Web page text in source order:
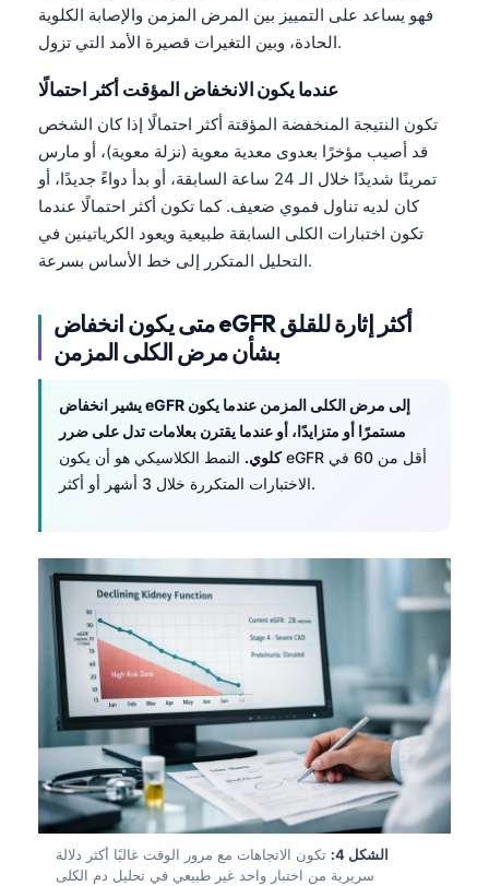
فهو يساعد على التمييز بين المرض المزمن والإصابة الكلوية
الحادة، وبين التغيرات قصيرة الأمد التي تزول.
عندما يكون الانخفاض المؤقت أكثر احتمالًا
تكون النتيجة المنخفضة المؤقتة أكثر احتمالًا إذا كان الشخص
قد أصيب مؤخرًا بعدوى معدية معوية (نزلة معوية)، أو مارس
تمرينًا شديدًا خلال الـ 24 ساعة السابقة، أو بدأ دواءً جديدًا، أو
كان لديه تناول فموي ضعيف. كما تكون أكثر احتمالًا عندما
تكون اختبارات الكلى السابقة طبيعية ويعود الكرياتينين في
التحليل المتكرر إلى خط الأساس بسرعة.
متى يكون انخفاض eGFR أكثر إثارة للقلق
بشأن مرض الكلى المزمن
يشير انخفاض eGFR إلى مرض الكلى المزمن عندما يكون
مستمرًا أو متزايدًا، أو عندما يقترن بعلامات تدل على ضرر
كلوي. النمط الكلاسيكي هو أن يكون eGFR أقل من 60 في
الاختبارات المتكررة خلال 3 أشهر أو أكثر.
الشكل 4:
تكون الاتجاهات مع مرور الوقت غالبًا أكثر دلالة
سريرية من اختبار واحد غير طبيعي في تحليل دم الكلى